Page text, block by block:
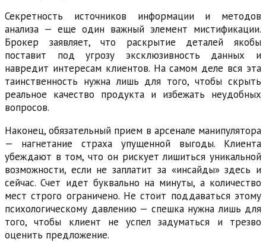
Секретность источников информации и методов
анализа — еще один важный элемент мистификации.
Брокер заявляет, что раскрытие деталей якобы
поставит под угрозу эксклюзивность данных и
навредит интересам клиентов. На самом деле вся эта
таинственность нужна лишь для того, чтобы скрыть
реальное качество продукта и избежать неудобных
вопросов.
Наконец, обязательный прием в арсенале манипулятора
— нагнетание страха упущенной выгоды. Клиента
убеждают в том, что он рискует лишиться уникальной
возможности, если не заплатит за «инсайды» здесь и
сейчас. Счет идет буквально на минуты, а количество
мест строго ограничено. Не стоит поддаваться этому
психологическому давлению — спешка нужна лишь для
того, чтобы клиент не успел задуматься и трезво
оценить предложение.